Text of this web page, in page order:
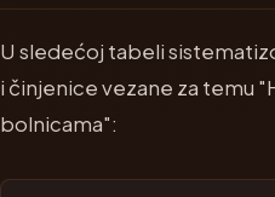
U sledećoj tabeli
i činjenice vezane za temu
bolnicama":